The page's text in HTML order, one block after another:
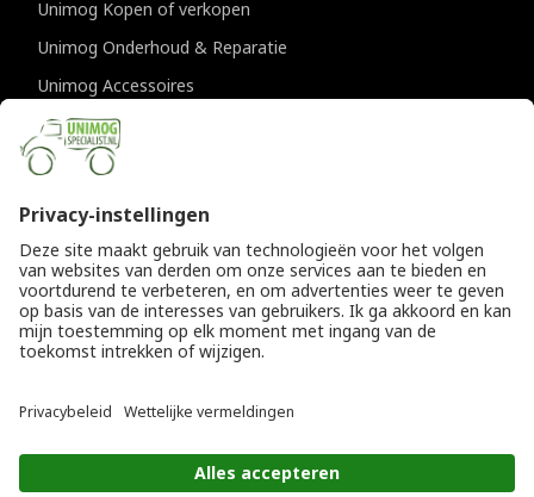
Unimog Kopen of verkopen
Unimog Onderhoud & Reparatie
Unimog Accessoires
Unimog APK-keuringen
CONTACTGEGEVENS
Unimogspecialist
5334 JK Velddriel
T0418 632073
Einfo@unimogspecialist.nl
© Copyright 2026
Algemene voorwaarden|
Privacyverklaring